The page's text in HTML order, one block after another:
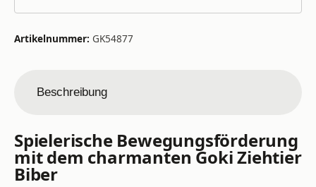
Artikelnummer: GK54877
Beschreibung
Spielerische Bewegungsförderung
mit dem charmanten Goki Ziehtier
Biber